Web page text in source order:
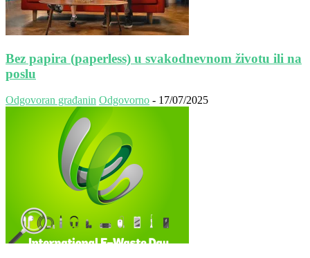
Bez papira (paperless) u svakodnevnom životu ili na
poslu
Odgovoran građanin Odgovorno - 17/07/2025